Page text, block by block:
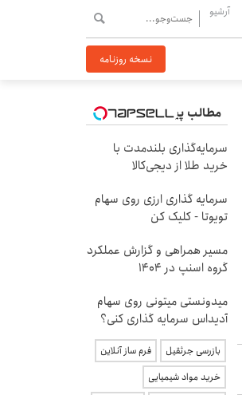
آرشیو
نسخه روزنامه
مطالب پیشنهادی
سرمایه‌گذاری بلندمدت با
خرید طلا از دیجی‌کالا
سرمایه گذاری ارزی روی سهام
تویوتا - کلیک کن
مسیر همراهی و گزارش عملکرد
گروه اسنپ در ۱۴۰۴
میدونستی میتونی روی سهام
آدیداس سرمایه گذاری کنی؟
بازرسی جرثقیل
فرم ساز آنلاین
خرید مواد شیمیایی